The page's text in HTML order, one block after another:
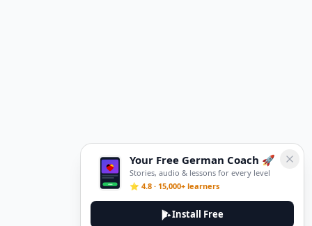
Your Free German Coach 🚀
Stories, audio & lessons for every level
⭐ 4.8 · 15,000+ learners
Install Free